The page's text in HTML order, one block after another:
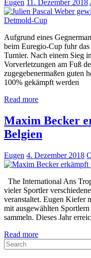
Eugen 11. Dezember 2018
Aufgrund eines
beim Euregio-Cup fuhr
Turnier. Nach einem Sieg
Vorverletzungen am Fuß
zugegebenermaßen guten
100% gekämpft werden
Read more
Maxim Becker
Belgien
Eugen 4. Dezember 2018
The International Ans
vieler Sportler
veranstaltet. Eugen Kiefer
mit ausgewählten
sammeln. Dieses Jahr
Read more